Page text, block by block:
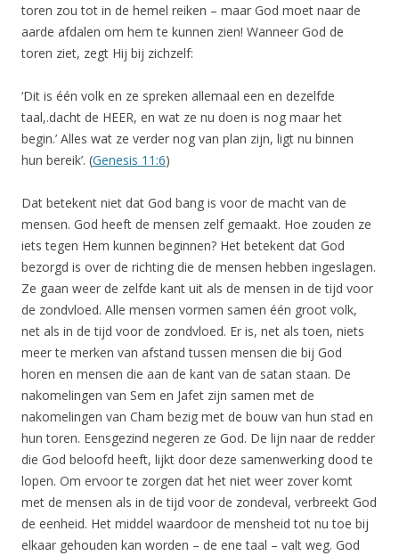
toren zou tot in de hemel reiken – maar God moet naar de
aarde afdalen om hem te kunnen zien! Wanneer God de
toren ziet, zegt Hij bij zichzelf:
‘Dit is één volk en ze spreken allemaal een en dezelfde
taal,.dacht de HEER, en wat ze nu doen is nog maar het
begin.’ Alles wat ze verder nog van plan zijn, ligt nu binnen
hun bereik’. (Genesis 11:6)
Dat betekent niet dat God bang is voor de macht van de
mensen. God heeft de mensen zelf gemaakt. Hoe zouden ze
iets tegen Hem kunnen beginnen? Het betekent dat God
bezorgd is over de richting die de mensen hebben ingeslagen.
Ze gaan weer de zelfde kant uit als de mensen in de tijd voor
de zondvloed. Alle mensen vormen samen één groot volk,
net als in de tijd voor de zondvloed. Er is, net als toen, niets
meer te merken van afstand tussen mensen die bij God
horen en mensen die aan de kant van de satan staan. De
nakomelingen van Sem en Jafet zijn samen met de
nakomelingen van Cham bezig met de bouw van hun stad en
hun toren. Eensgezind negeren ze God. De lijn naar de redder
die God beloofd heeft, lijkt door deze samenwerking dood te
lopen. Om ervoor te zorgen dat het niet weer zover komt
met de mensen als in de tijd voor de zondeval, verbreekt God
de eenheid. Het middel waardoor de mensheid tot nu toe bij
elkaar gehouden kan worden – de ene taal – valt weg. God